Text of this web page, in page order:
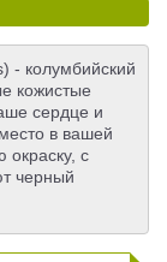
- колумбийский
кожистые
сердце и
в вашей
с
черный